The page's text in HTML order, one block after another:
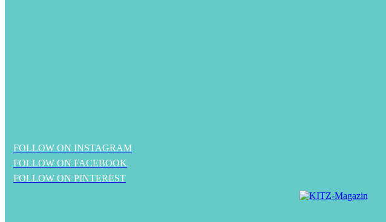
FOLLOW ON INSTAGRAM
FOLLOW ON FACEBOOK
FOLLOW ON PINTEREST